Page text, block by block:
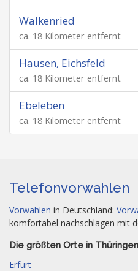
Walkenried
ca. 18 Kilometer entfernt
Hausen, Eichsfeld
ca. 18 Kilometer entfernt
Ebeleben
ca. 18 Kilometer entfernt
Telefonvorwahlen
Vorwahlen in Deutschland:
komfortabel nachschlagen mit
Die größten Orte in Thüringen
Erfurt